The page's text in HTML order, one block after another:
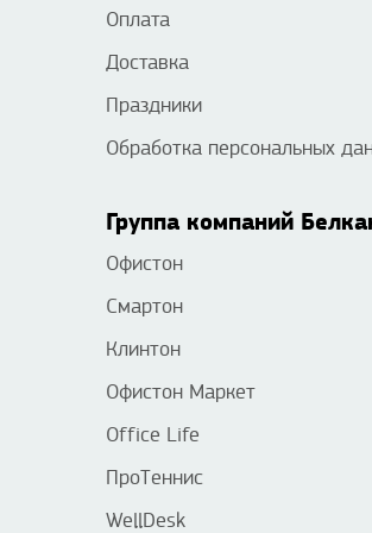
Оплата
Доставка
Праздники
Обработка персональных
Группа компаний
Офистон
Смартон
Клинтон
Офистон Маркет
Office Life
ПроТеннис
WellDesk